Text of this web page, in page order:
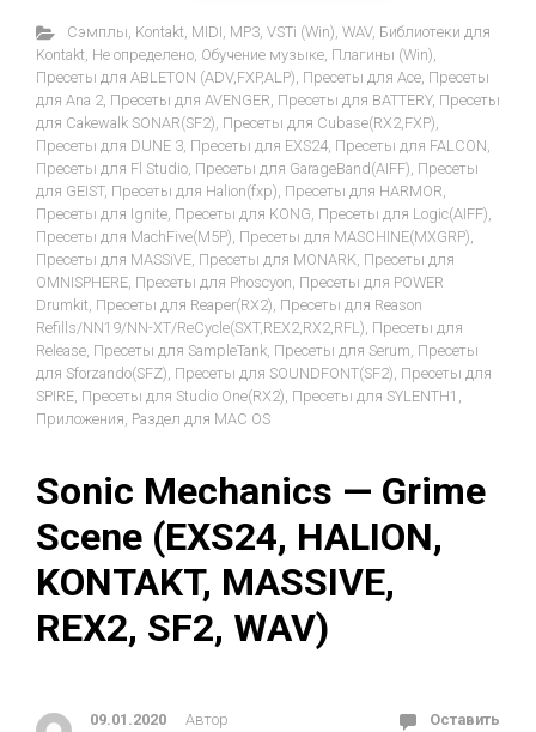
Cэмплы, Kontakt, MIDI, MP3, VSTi (Win), WAV, Библиотеки для
Kontakt, Не определено, Обучение музыке, Плагины (Win),
Пресеты для ABLETON (ADV,FXP,ALP), Пресеты для Ace, Пресеты
для Ana 2, Пресеты для AVENGER, Пресеты для BATTERY, Пресеты
для Cakewalk SONAR(SF2), Пресеты для Cubase(RX2,FXP),
Пресеты для DUNE 3, Пресеты для EXS24, Пресеты для FALCON,
Пресеты для Fl Studio, Пресеты для GarageBand(AIFF), Пресеты
для GEIST, Пресеты для Halion(fxp), Пресеты для HARMOR,
Пресеты для Ignite, Пресеты для KONG, Пресеты для Logic(AIFF),
Пресеты для MachFive(M5P), Пресеты для MASCHINE(MXGRP),
Пресеты для MASSiVE, Пресеты для MONARK, Пресеты для
OMNISPHERE, Пресеты для Phoscyon, Пресеты для POWER
Drumkit, Пресеты для Reaper(RX2), Пресеты для Reason
Refills/NN19/NN-XT/ReCycle(SXT,REX2,RX2,RFL), Пресеты для
Release, Пресеты для SampleTank, Пресеты для Serum, Пресеты
для Sforzando(SFZ), Пресеты для SOUNDFONT(SF2), Пресеты для
SPIRE, Пресеты для Studio One(RX2), Пресеты для SYLENTH1 ,
Приложения, Раздел для MAC OS
Sonic Mechanics — Grime
Scene (EXS24, HALION,
KONTAKT, MASSIVE,
REX2, SF2, WAV)
09.01.2020
Автор
Оставить